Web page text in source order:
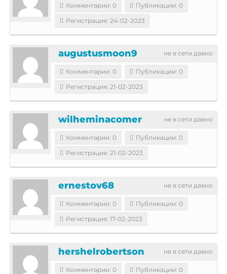
Комментарии: 0
Публикации: 0
Регистрация: 24-02-2023
не в сети давно
augustusmoon9
Комментарии: 0
Публикации: 0
Регистрация: 21-02-2023
не в сети давно
wilheminacomer
Комментарии: 0
Публикации: 0
Регистрация: 21-02-2023
не в сети давно
ernestov68
Комментарии: 0
Публикации: 0
Регистрация: 17-02-2023
не в сети давно
hershelrobertson
Комментарии: 0
Публикации: 0